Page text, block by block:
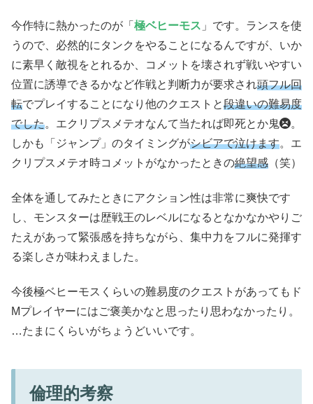
今作特に熱かったのが「 極ベヒーモス 」です。ランスを使
うので、必然的にタンクをやることになるんですが、いか
に素早く敵視をとれるか、コメットを壊されず戦いやすい
位置に誘導できるかなど作戦と判断力が要求され頭フル回
転でプレイすることになり他のクエストと段違いの難易度
でした。エクリプスメテオなんて当たれば即死とか鬼
。
しかも「ジャンプ」のタイミングがシビアで泣けます。エ
クリプスメテオ時コメットがなかったときの絶望感 （笑）
全体を通してみたときにアクション性は非常に爽快です
し、モンスターは歴戦王のレベルになるとなかなかやりご
たえがあって緊張感を持ちながら、集中力をフルに発揮す
る楽しさが味わえました。
今後極ベヒーモスくらいの難易度のクエストがあってもド
Mプレイヤーにはご褒美かなと思ったり思わなかったり。
…たまにくらいがちょうどいいです。
倫理的考察